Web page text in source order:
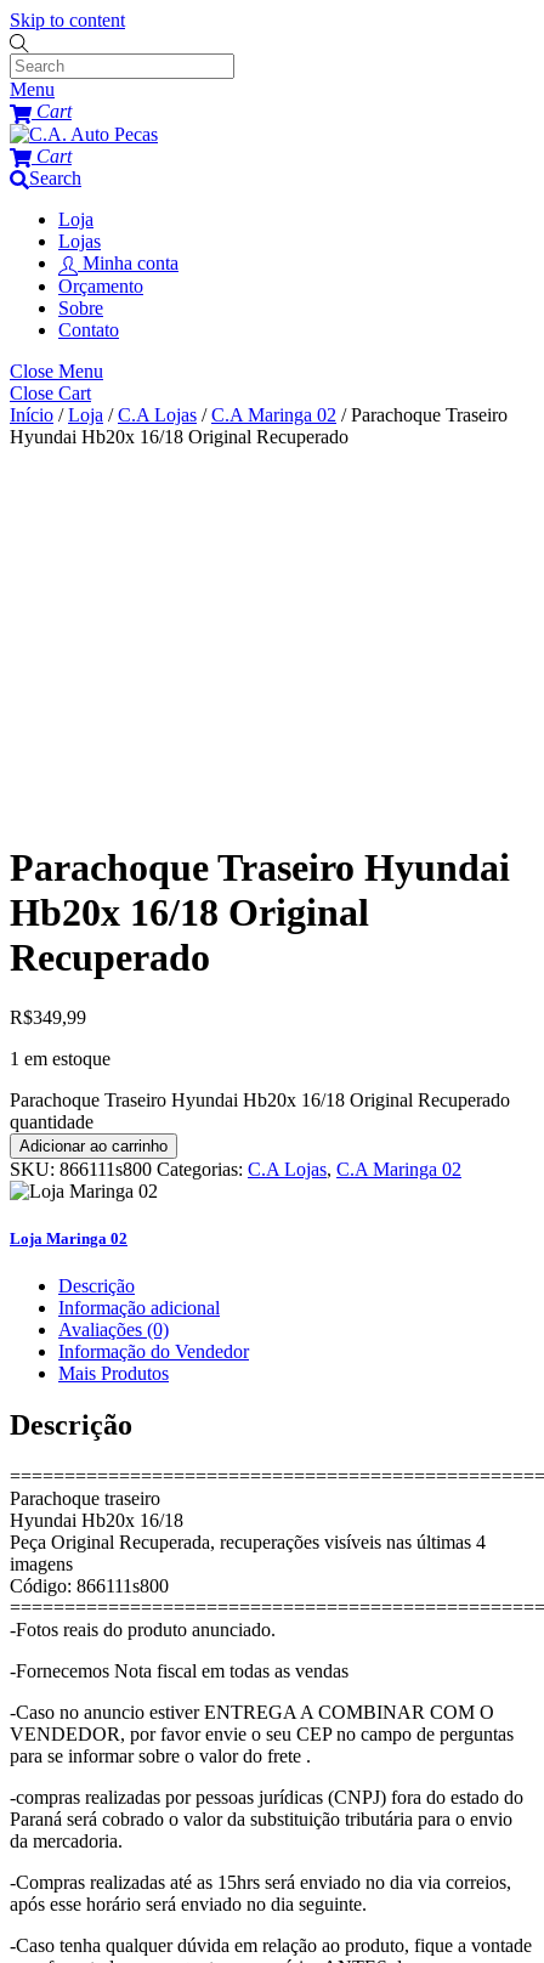
Skip to content
Menu
Cart
Cart
Search
Loja
Lojas
Minha conta
Orçamento
Sobre
Contato
Close Menu
Close Cart
Início /Loja /C.A Lojas /C.A Maringa 02 / Parachoque Traseiro
Hyundai Hb20x 16/18 Original Recuperado
Parachoque Traseiro Hyundai
Hb20x 16/18 Original
Recuperado
R$349,99
1 em estoque
Parachoque Traseiro Hyundai Hb20x 16/18 Original Recuperado
quantidade
Adicionar ao carrinho
SKU: 866111s800 Categorias: C.A Lojas, C.A Maringa 02
Loja Maringa 02
Descrição
Informação adicional
Avaliações (0)
Informação do Vendedor
Mais Produtos
Descrição
Parachoque traseiro
Hyundai Hb20x 16/18
Peça Original Recuperada, recuperações visíveis nas últimas 4
imagens
Código: 866111s800
-Fotos reais do produto anunciado.
-Fornecemos Nota fiscal em todas as vendas
-Caso no anuncio estiver ENTREGA A COMBINAR COM O
VENDEDOR, por favor envie o seu CEP no campo de perguntas
para se informar sobre o valor do frete .
-compras realizadas por pessoas jurídicas (CNPJ) fora do estado do
Paraná será cobrado o valor da substituição tributária para o envio
da mercadoria.
-Compras realizadas até as 15hrs será enviado no dia via correios,
após esse horário será enviado no dia seguinte.
-Caso tenha qualquer dúvida em relação ao produto, fique a vontade